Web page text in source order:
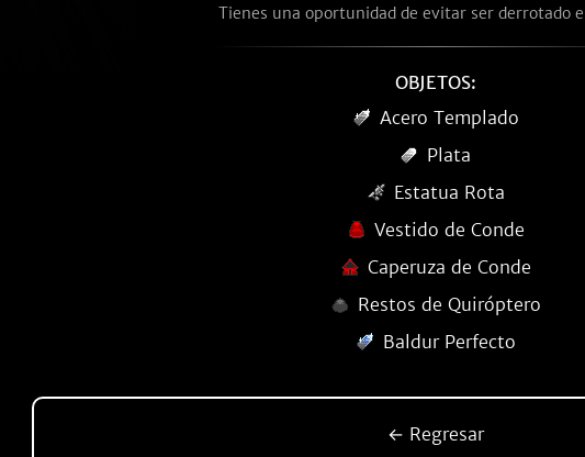
Tienes una oportunidad de evitar ser derrotado
OBJETOS:
Acero Templado
Plata
Estatua Rota
Vestido de Conde
Caperuza de Conde
Restos de Quiróptero
Baldur Perfecto
← Regresar